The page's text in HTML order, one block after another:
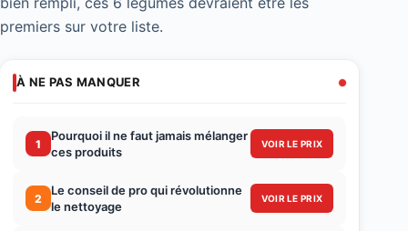
premiers sur votre liste.
À NE PAS MANQUER
1
Pourquoi il ne faut jamais mélanger
ces produits
VOIR LE PRIX
2
Le conseil de pro qui révolutionne
le nettoyage
VOIR LE PRIX